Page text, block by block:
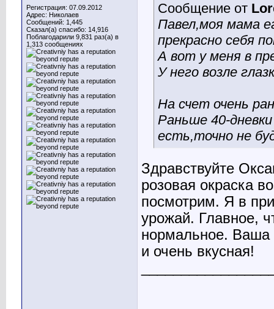
Регистрация: 07.09.2012
Адрес: Николаев
Сообщений: 1,445
Сказал(а) спасибо: 14,916
Поблагодарили 9,831 раз(а) в
1,313 сообщениях
Сообщение от
Павел,моя мама
прекрасно себя
А вот у меня в
У него возле
На счет очень
Раньше 40-
есть,точно не
Здравствуйте
розовая окраска
посмотрим. Я в
урожай. Главное,
нормальное. Ваша
и очень вкусная!